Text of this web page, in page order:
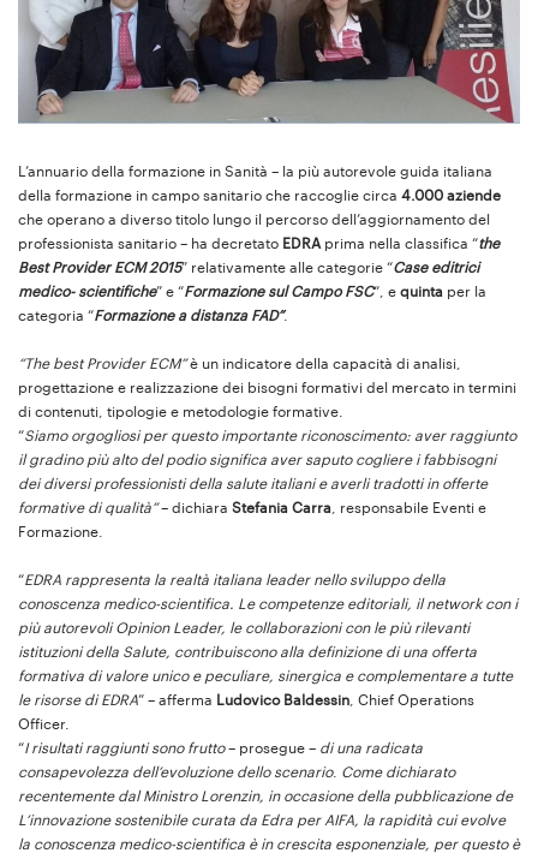
L’annuario della formazione in Sanità – la più autorevole guida italiana
della formazione in campo sanitario che raccoglie circa 4.000 aziende
che operano a diverso titolo lungo il percorso dell’aggiornamento del
professionista sanitario – ha decretato EDRA prima nella classifica “the
Best Provider ECM 2015” relativamente alle categorie “Case editrici
medico- scientifiche” e “Formazione sul Campo FSC“, e quinta per la
categoria “Formazione a distanza FAD”.
“The best Provider ECM”è un indicatore della capacità di analisi,
progettazione e realizzazione dei bisogni formativi del mercato in termini
di contenuti, tipologie e metodologie formative.
“Siamo orgogliosi per questo importante riconoscimento: aver raggiunto
il gradino più alto del podio significa aver saputo cogliere i fabbisogni
dei diversi professionisti della salute italiani e averli tradotti in offerte
formative di qualità”– dichiara Stefania Carra , responsabile Eventi e
Formazione.
“EDRA rappresenta la realtà italiana leader nello sviluppo della
conoscenza medico-scientifica. Le competenze editoriali, il network con i
più autorevoli Opinion Leader, le collaborazioni con le più rilevanti
istituzioni della Salute, contribuiscono alla definizione di una offerta
formativa di valore unico e peculiare, sinergica e complementare a tutte
le risorse di EDRA” – afferma Ludovico Baldessin , Chief Operations
Officer.
“I risultati raggiunti sono frutto– prosegue – di una radicata
consapevolezza dell’evoluzione dello scenario. Come dichiarato
recentemente dal Ministro Lorenzin, in occasione della pubblicazione de
L’innovazione sostenibile curata da Edra per AIFA, la rapidità cui evolve
la conoscenza medico-scientifica è in crescita esponenziale, per questo è